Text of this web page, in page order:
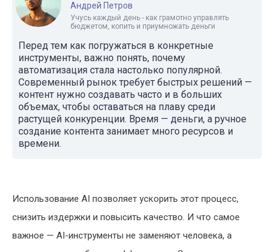
Андрей Петров
Учусь каждый день - как грамотно управлять
бюджетом, копить и приумножать деньги
Перед тем как погружаться в конкретные
инструменты, важно понять, почему
автоматизация стала настолько популярной.
Современный рынок требует быстрых решений —
контент нужно создавать часто и в больших
объемах, чтобы оставаться на плаву среди
растущей конкуренции. Время — деньги, а ручное
создание контента занимает много ресурсов и
времени.
Использование AI позволяет ускорить этот процесс,
снизить издержки и повысить качество. И что самое
важное — AI-инструменты не заменяют человека, а